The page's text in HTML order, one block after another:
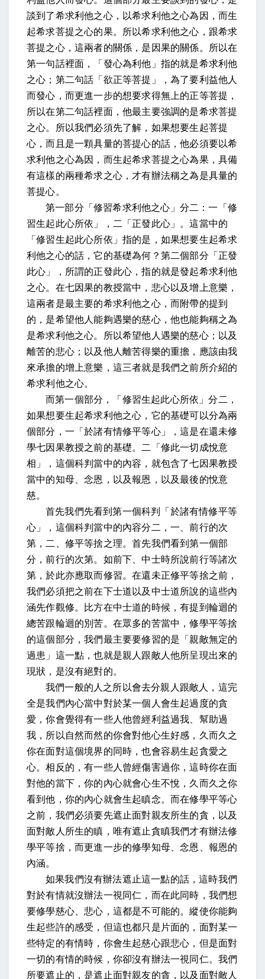
談到了希求利他之心，以希求利他之心為因，而生
起希求菩提之心的果。所以希求利他之心，跟希求
菩提之心，這兩者的關係，是因果的關係。所以在
第一句話裡面，「發心為利他」指的就是希求利他
之心；第二句話「欲正等菩提」，為了要利益他人
而發心，而更進一步的想要求得無上的正等菩提，
所以在第二句話裡面，他最主要強調的是希求菩提
之心。所以我們必須先了解，如果想要生起菩提
心，而且是一顆具量的菩提心的話，他必須要以希
求利他之心為因，而生起希求菩提之心為果，具備
有這樣的兩種希求之心，才有辦法稱之為是具量的
菩提心。
第一部分「修習希求利他之心」分二：一「修
習生起此心所依」，二「正發此心」。這當中的
「修習生起此心所依」指的是，如果想要生起希求
利他之心的話，它的基礎為何？第二個部分「正發
此心」，所謂的正發此心，指的就是發起希求利他
之心。在七因果的教授當中，悲心以及增上意樂，
這兩者是最主要的希求利他之心，而附帶的提到
的，是希望他人能夠遇樂的慈心，他也能夠稱之為
是希求利他之心。所以希望他人遇樂的慈心；以及
離苦的悲心；以及他人離苦得樂的重擔，應該由我
來承擔的增上意樂，這三者就是我們之前所介紹的
希求利他之心。
而第一個部分，「修習生起此心所依」分二，
如果想要生起希求利他之心，它的基礎可以分為兩
個部分，一「於諸有情修平等心」，這是在還未修
學七因果教授之前的基礎。二「修此一切成悅意
相」，這個科判當中的內容，就包含了七因果教授
當中的知母、念恩，以及報恩，以及最後的悅意
慈。
首先我們先看到第一個科判「於諸有情修平等
心」，這個科判當中的內容分二，一、前行的次
第，二、修平等捨之理。首先我們看到第一個部
分，前行的次第。 如前下、中士時所說前行等諸次
第，於此亦應取而修習。在還未正修平等捨之前，
我們必須把之前在下士道以及中士道所說的這些內
涵先作觀修。比方在中士道的時候，有提到輪迴的
總苦跟輪迴的別苦。在眾多的苦當中，修學平等捨
的這個部分，我們最主要要修習的是「親敵無定的
過患」這一點，也就是親人跟敵人他所呈現出來的
現狀，是沒有絕對的。
我們一般的人之所以會去分親人跟敵人，這完
全是我們內心當中對於某一個人會生起過度的貪
愛，你會覺得有一些人他曾經利益過我、幫助過
我，所以自然而然的你會對他心生好感，久而久之
你在面對這個境界的同時，也會容易生起貪愛之
心。相反的，有一些人曾經傷害過你，這時你在面
對他的當下，你的內心就會心生不悅，久而久之你
看到他，你的內心就會生起瞋念。而在修學平等心
之前，我們必須要先遮止面對親友所生的貪，以及
面對敵人所生的瞋，唯有遮止貪瞋我們才有辦法修
學平等捨，而更進一步的修學知母、念恩、報恩的
內涵。
如果我們沒有辦法遮止這一點的話，這時我們
對於有情就沒辦法一視同仁，而在此同時，我們想
要修學慈心、悲心，這都是不可能的。縱使你能夠
生起些許的感受，但這也都只是片面的，面對某一
些特定的有情時，你會生起慈心跟悲心，但是面對
一切的有情的時候，你卻沒有辦法一視同仁。我們
所要遮止的，是遮止面對親友的貪，以及面對敵人